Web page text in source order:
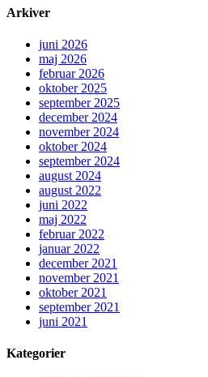
Arkiver
juni 2026
maj 2026
februar 2026
oktober 2025
september 2025
december 2024
november 2024
oktober 2024
september 2024
august 2024
august 2022
juni 2022
maj 2022
februar 2022
januar 2022
december 2021
november 2021
oktober 2021
september 2021
juni 2021
Kategorier